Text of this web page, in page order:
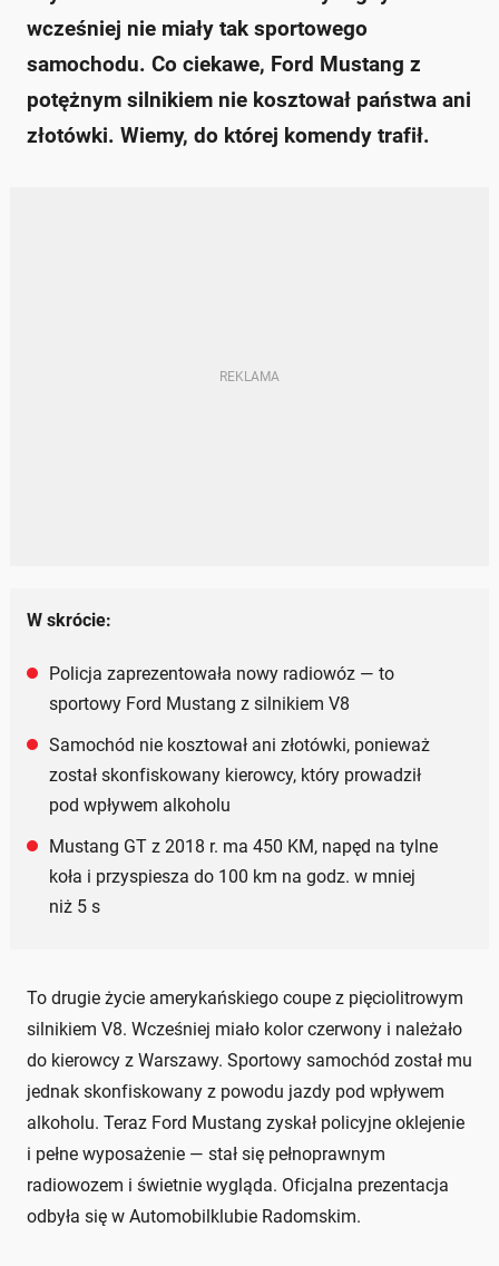
wcześniej nie miały tak sportowego
samochodu. Co ciekawe, Ford Mustang z
potężnym silnikiem nie kosztował państwa ani
złotówki. Wiemy, do której komendy trafił.
W skrócie:
Policja zaprezentowała nowy radiowóz — to
sportowy Ford Mustang z silnikiem V8
Samochód nie kosztował ani złotówki, ponieważ
został skonfiskowany kierowcy, który prowadził
pod wpływem alkoholu
Mustang GT z 2018 r. ma 450 KM, napęd na tylne
koła i przyspiesza do 100 km na godz. w mniej
niż 5 s
To drugie życie amerykańskiego coupe z pięciolitrowym
silnikiem V8. Wcześniej miało kolor czerwony i należało
do kierowcy z Warszawy. Sportowy samochód został mu
jednak skonfiskowany z powodu jazdy pod wpływem
alkoholu. Teraz Ford Mustang zyskał policyjne oklejenie
i pełne wyposażenie — stał się pełnoprawnym
radiowozem i świetnie wygląda. Oficjalna prezentacja
odbyła się w Automobilklubie Radomskim.